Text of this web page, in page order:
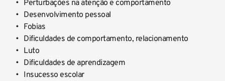
Perturbações na atenção e comportamento
Desenvolvimento pessoal
Fobias
Dificuldades de comportamento, relacionamento
Luto
Dificuldades de aprendizagem
Insucesso escolar